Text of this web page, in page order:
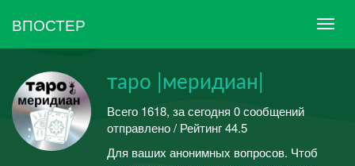
ВПОСТЕР
таро |меридиан|
Всего 1618, за сегодня 0 сообщений
отправлено / Рейтинг 44.5
Для ваших анонимных вопросов. Чтоб